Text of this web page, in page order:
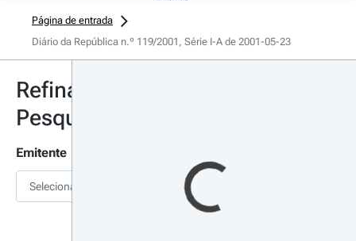
Página de entrada
Diário da República n.º 119/2001, Série I-A de 2001-05-23
Refinar
Pesquisa
Emitente
Selecionar